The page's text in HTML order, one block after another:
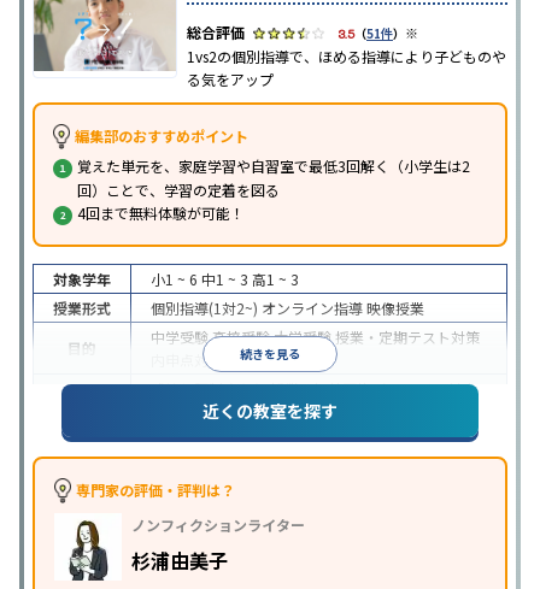
3.5（51件） ※
1vs2の個別指導で、ほめる指導により子どものや
る気をアップ
編集部のおすすめポイント
覚えた単元を、家庭学習や自習室で最低3回解く（小学生は2
回）ことで、学習の定着を図る
4回まで無料体験が可能！
続きを見る
対象学年 小1 ~ 6 中1 ~ 3 高1 ~ 3
授業形式
個別指導(1対2~) オンライン指導映像授業
目的
中学受験高校受験大学受験 授業・定期テスト対策
内申点対策
学習習慣の定着
成績保証制度あり授業の振替可能オンライン対応
1科目から受講可能季節講習のみの受講可
※2023年3月調査。小学校高学年の個別指導塾アンケート調査方法を参
近くの教室を探す
専門家の評価・評判は？
ノンフィクションライター
杉浦由美子